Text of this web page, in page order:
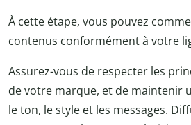
À cette étape, vous pouvez
contenus conformément à votre
Assurez-vous de respecter les
de votre marque, et de maintenir
le ton, le style et les messages.